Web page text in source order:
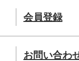
会員登録
お問い合わ